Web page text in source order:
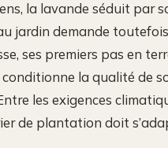
la lavande séduit par
jardin demande
ses premiers pas en
la qualité de
les exigences
de plantation doit